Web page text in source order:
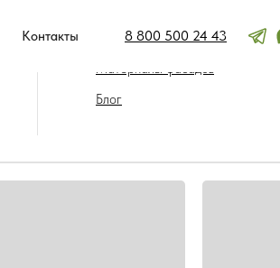
8 800 500 24 43
Контакты
Материалы фасадов
Фурнитура и наполнение кухонь
Блог